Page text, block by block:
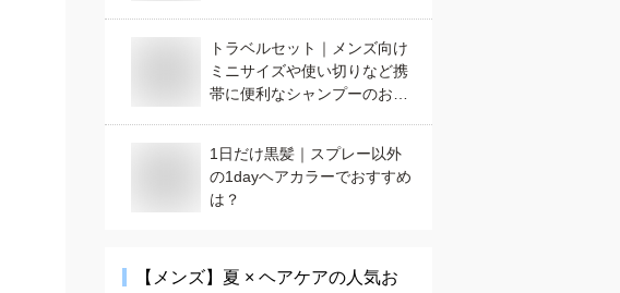
トラベルセット｜メンズ向け
ミニサイズや使い切りなど携
帯に便利なシャンプーのおす
1日だけ黒髪｜スプレー以外
の1dayヘアカラーでおすすめ
は？
【メンズ】 夏 × ヘアケアの人気お